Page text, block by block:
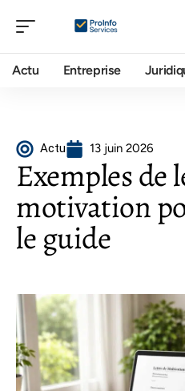
Actu Entreprise
Actu 13 juin 2026
Exemples de
motivation
le guide